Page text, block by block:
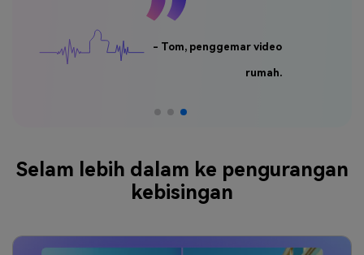
- Tom, penggemar video
rumah.
Selam lebih dalam ke pengurangan
kebisingan